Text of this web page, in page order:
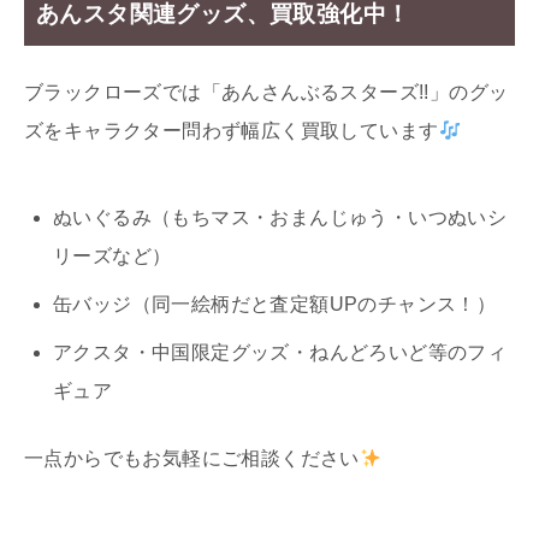
あんスタ関連グッズ、買取強化中！
ブラックローズでは「あんさんぶるスターズ!!」のグッ
ズをキャラクター問わず幅広く買取しています
ぬいぐるみ（もちマス・おまんじゅう・いつぬいシ
リーズなど）
缶バッジ（同一絵柄だと査定額UPのチャンス！）
アクスタ・中国限定グッズ・ねんどろいど等のフィ
ギュア
一点からでもお気軽にご相談ください